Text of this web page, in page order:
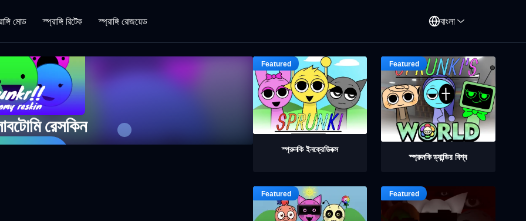
মোড স্প্রাঙ্গি রিটেক স্প্রাঙ্গি রোজয়েড বাংলা
রেসকিন
স্প্রুনকি ইনক্রেডিবক্স
স্প্রুনকি ড্যান্ডির বিশ্ব